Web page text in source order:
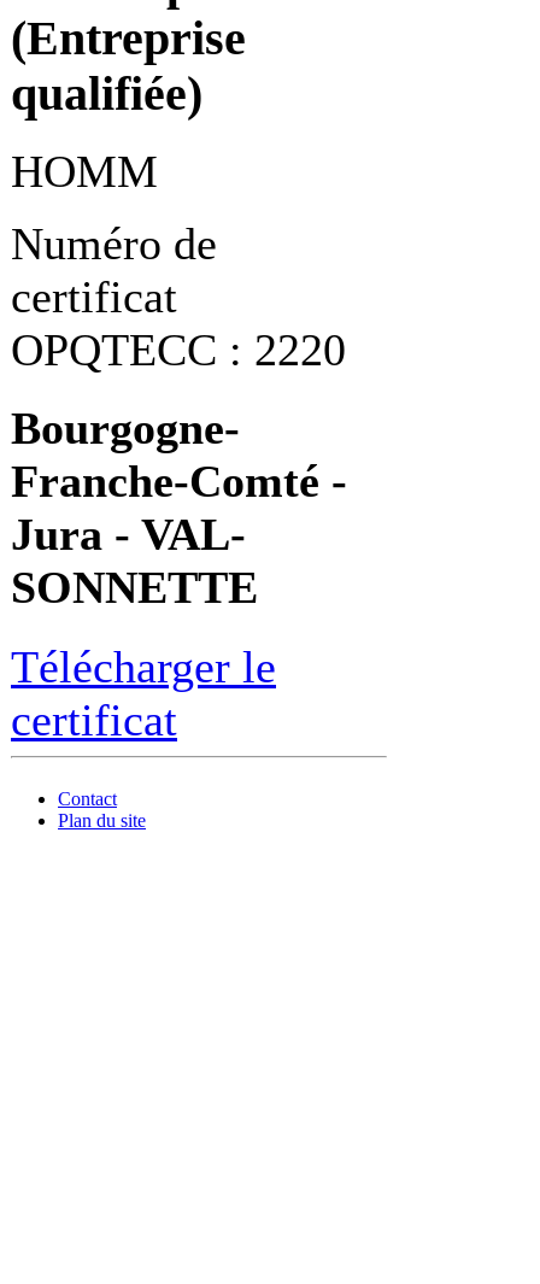
(Entreprise
qualifiée)
HOMM
Numéro de
certificat
OPQTECC : 2220
Bourgogne-
Franche-Comté -
Jura - VAL-
SONNETTE
Télécharger le
certificat
Contact
Plan du site